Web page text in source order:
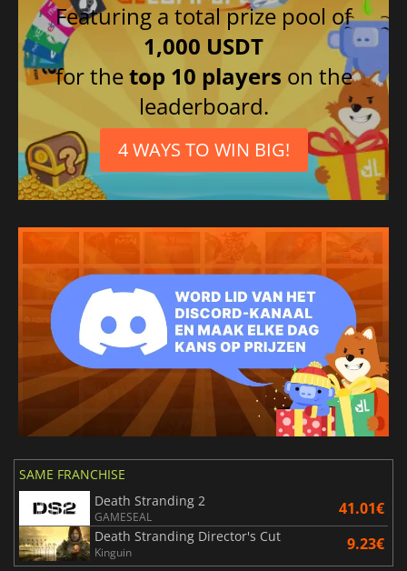
Featuring a total prize pool of
1,000 USDT
for thetop 10 players on the
leaderboard.
4 WAYS TO WIN BIG!
SAME FRANCHISE
Death Stranding 2
GAMESEAL 41.01€
Death Stranding Director's Cut
Kinguin 9.23€